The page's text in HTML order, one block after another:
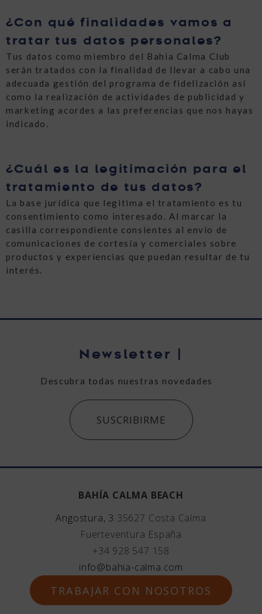
¿Con qué finalidades vamos a
tratar tus datos personales?
Tus datos como miembro del Bahia Calma Club
serán tratados con la finalidad de llevar a cabo una
adecuada gestión del programa de fidelización así
como la realización de actividades de publicidad y
marketing acordes a las preferencias que nos hayas
indicado.
¿Cuál es la legitimación para el
tratamiento de tus datos?
La base jurídica que legitima el tratamiento es tu
consentimiento como interesado. Al marcar la
casilla correspondiente consientes al envío de
comunicaciones de cortesía y comerciales sobre
productos y experiencias que puedan resultar de tu
interés.
Newsletter
Descubra todas nuestras novedades
SUSCRIBIRME
BAHÍA CALMA BEACH
Angostura, 3 35627 Costa Calma
Fuerteventura España
+34 928 547 158
info@bahia-calma.com
TRABAJAR CON NOSOTROS